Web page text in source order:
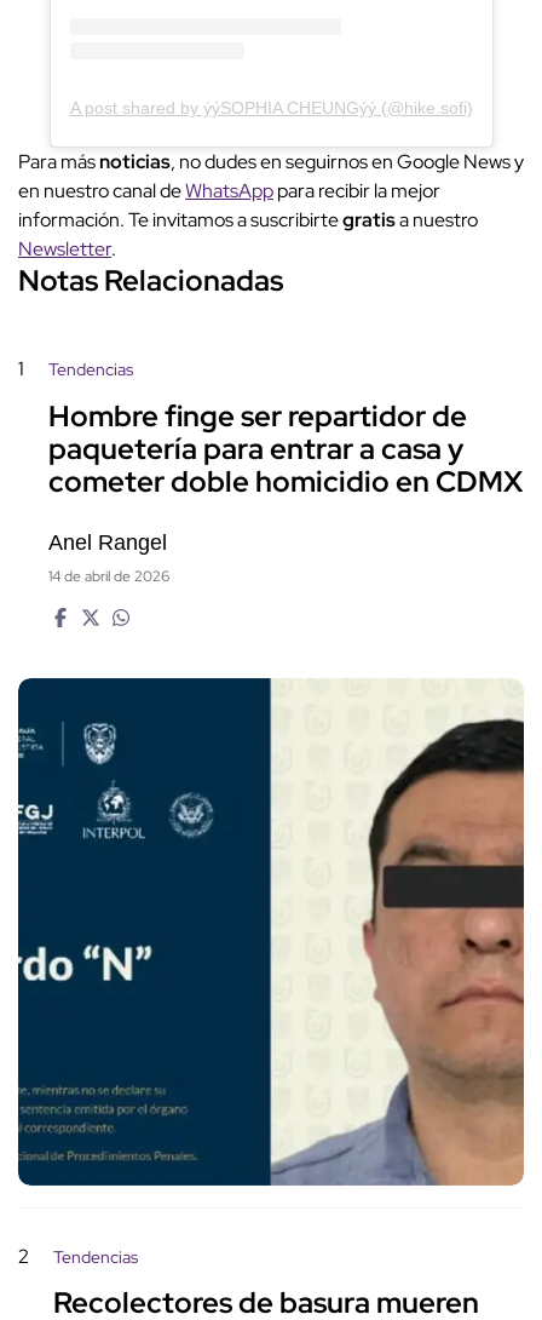
A post shared by ýýSOPHIA CHEUNGýý (@hike.sofi)
Para másnoticias, no dudes en seguirnos en Google News y
en nuestro canal deWhatsApppara recibir la mejor
información. Te invitamos a suscribirtegratisa nuestro
Newsletter.
Notas Relacionadas
1 Tendencias
Hombre finge ser repartidor de
paquetería para entrar a casa y
cometer doble homicidio en CDMX
Anel Rangel
14 de abril de 2026
2 Tendencias
Recolectores de basura mueren